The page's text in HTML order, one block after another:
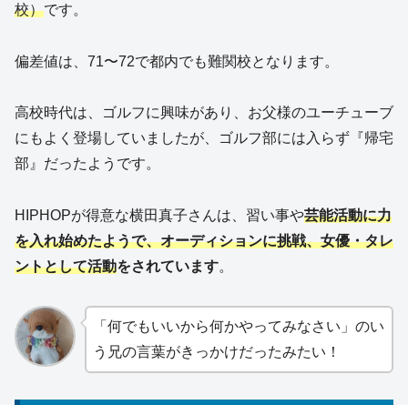
校）です。
偏差値は、71〜72で都内でも難関校となります。
高校時代は、ゴルフに興味があり、お父様のユーチューブ
にもよく登場していましたが、ゴルフ部には入らず『帰宅
部』だったようです。
HIPHOPが得意な横田真子さんは、習い事や芸能活動に力
を入れ始めたようで、オーディションに挑戦、女優・タレ
ントとして活動をされています。
「何でもいいから何かやってみなさい」のい
う兄の言葉がきっかけだったみたい！